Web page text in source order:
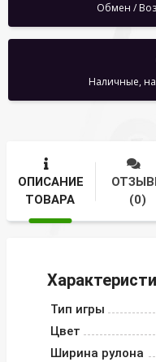
Обмен /
Наличные,
ОПИСАНИЕ
ТОВАРА
(0)
Тип игры
Цвет
Ширина рулона